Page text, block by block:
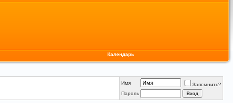
Календарь
Имя
Запомнить?
Пароль